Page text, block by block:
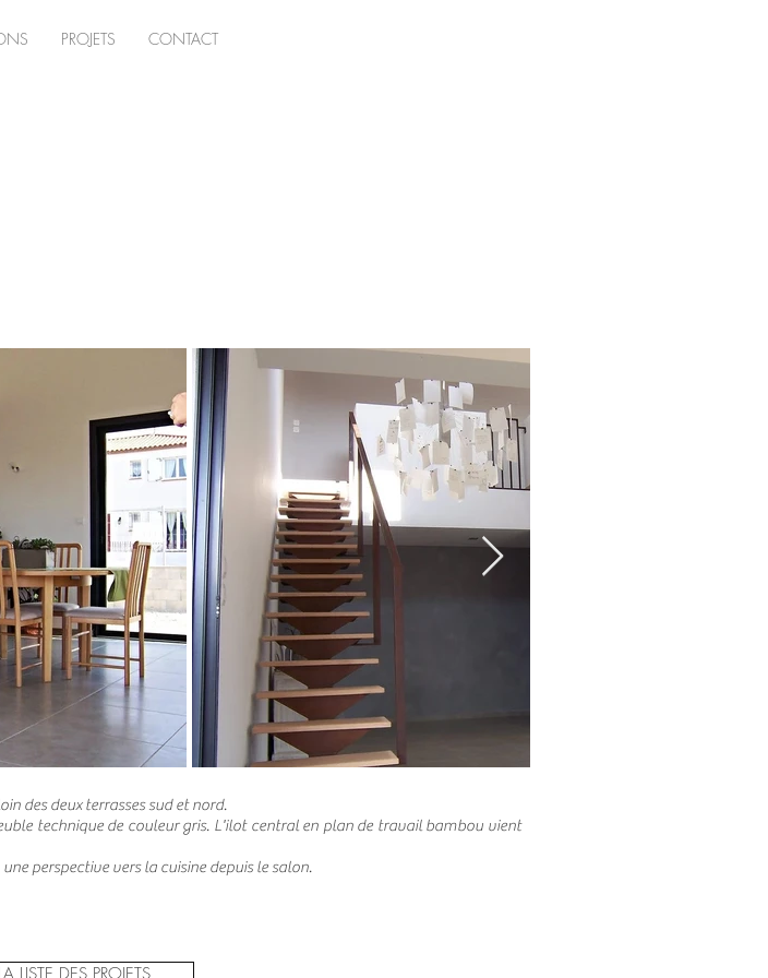
PROJETS CONTACT
des deux terrasses sud et nord.
technique de couleur gris. L'ilot central en plan de travail bambou vient
perspective vers la cuisine depuis le salon.
LISTE DES PROJETS